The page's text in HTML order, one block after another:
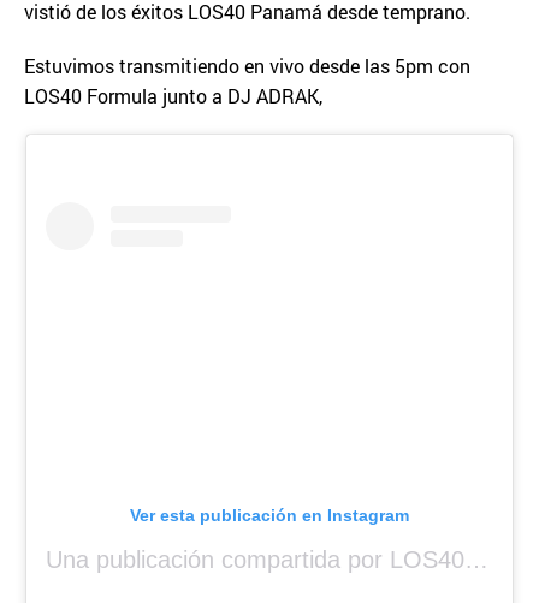
vistió de los éxitos LOS40 Panamá desde temprano.
Estuvimos transmitiendo en vivo desde las 5pm con
LOS40 Formula junto a DJ ADRAK,
Ver esta publicación en Instagram
Una publicación compartida por LOS40 Panamá (@los40panama)